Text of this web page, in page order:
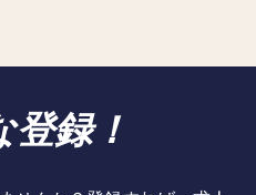
登録！